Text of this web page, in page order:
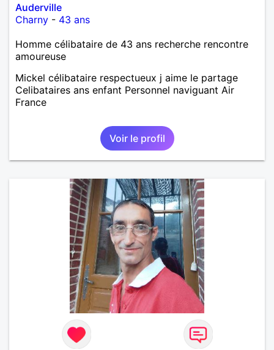
Auderville
Charny - 43 ans
Homme célibataire de 43 ans recherche rencontre
amoureuse
Mickel célibataire respectueux j aime le partage
Celibataires ans enfant Personnel naviguant Air
France
Voir le profil